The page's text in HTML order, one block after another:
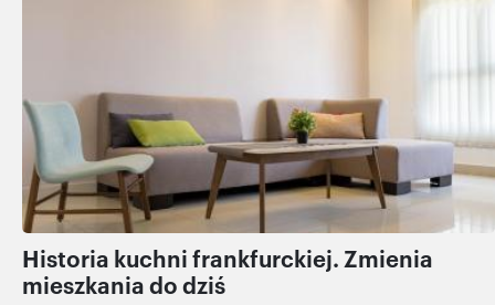
Historia kuchni frankfurckiej. Zmienia
mieszkania do dziś